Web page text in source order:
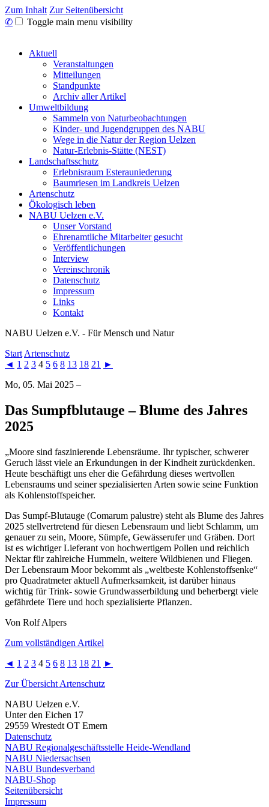
Zum Inhalt Zur Seitenübersicht
✆
Toggle main menu visibility
Aktuell
Veranstaltungen
Mitteilungen
Standpunkte
Archiv aller Artikel
Umweltbildung
Sammeln von Naturbeobachtungen
Kinder- und Jugendgruppen des NABU
Wege in die Natur der Region Uelzen
Natur-Erlebnis-Stätte (NEST)
Landschaftsschutz
Erlebnisraum Esterauniederung
Baumriesen im Landkreis Uelzen
Artenschutz
Ökologisch leben
NABU Uelzen e.V.
Unser Vorstand
Ehrenamtliche Mitarbeiter gesucht
Veröffentlichungen
Interview
Vereinschronik
Datenschutz
Impressum
Links
Kontakt
NABU Uelzen e.V. - Für Mensch und Natur
Start Artenschutz
◄ 1 2 3 4 5 6 8 13 18 21 ►
Mo, 05. Mai 2025 –
Das Sumpfblutauge – Blume des Jahres
2025
„Moore sind faszinierende Lebensräume. Ihr typischer, schwerer
Geruch lässt viele an Erkundungen in der Kindheit zurückdenken.
Heute beschäftigt uns eher die Gefährdung dieses wertvollen
Lebensraums und seiner spezialisierten Arten sowie seine Funktion
als Kohlenstoffspeicher.
Das Sumpf-Blutauge (Comarum palustre) steht als Blume des Jahres
2025 stellvertretend für diesen Lebensraum und liebt Schlamm, um
genauer zu sein, Moore, Sümpfe, Gewässerufer und Gräben. Dort
ist es wichtiger Lieferant von hochwertigem Pollen und reichlich
Nektar für zahlreiche Hummeln, weitere Wildbienen und Fliegen.
Der Lebensraum Moor bekommt als „weltbeste Kohlenstoffsenke“
pro Quadratmeter aktuell Aufmerksamkeit, ist darüber hinaus
wichtig für Trink- sowie Grundwasserbildung und beherbergt viele
gefährdete Tiere und hoch spezialisierte Pflanzen.
Von Rolf Alpers
Zum vollständigen Artikel
◄ 1 2 3 4 5 6 8 13 18 21 ►
Zur Übersicht Artenschutz
NABU Uelzen e.V.
Unter den Eichen 17
29559 Wrestedt OT Emern
Datenschutz
NABU Regionalgeschäftsstelle Heide-Wendland
NABU Niedersachsen
NABU Bundesverband
NABU-Shop
Seitenübersicht
Impressum